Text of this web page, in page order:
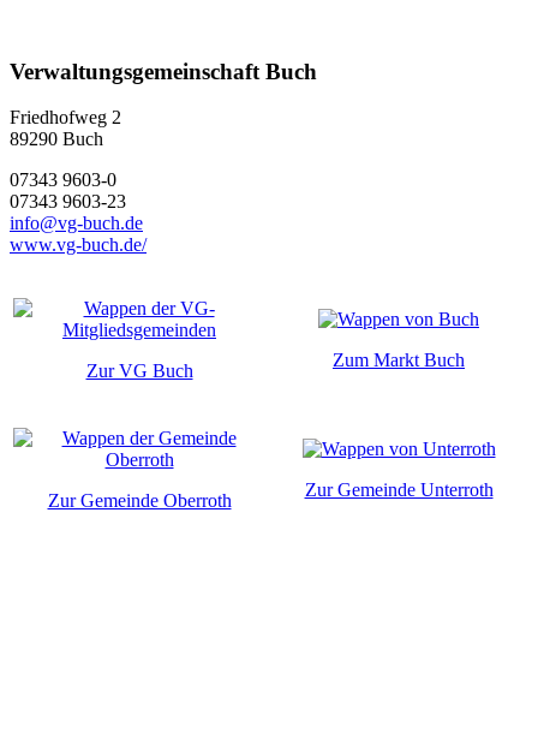
Verwaltungsgemeinschaft Buch
Friedhofweg 2
89290 Buch
07343 9603-0
07343 9603-23
info@vg-buch.de
www.vg-buch.de/
Zur VG Buch
Zum Markt Buch
Zur Gemeinde Oberroth
Zur Gemeinde Unterroth